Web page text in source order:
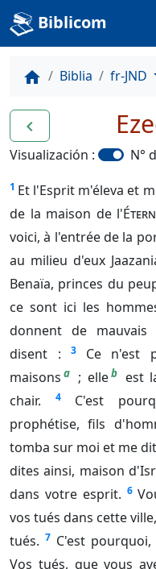
Biblicom
home Biblia fr-JND
navigate_before
Visualización : N°
1 Et l'Esprit m'éleva et
de la maison de l'
voici, à l'entrée de la
au milieu d'eux
Benaïa, princes du
ce sont ici les
donnent de
disent :
3
Ce n'est
maisons a ; elleb
est
chair.
4
C'est
prophétise, fils
tomba sur moi et me
dites ainsi, maison
dans votre esprit. 6
vos tués dans cette
tués. 7 C'est
Vos tués, que vous